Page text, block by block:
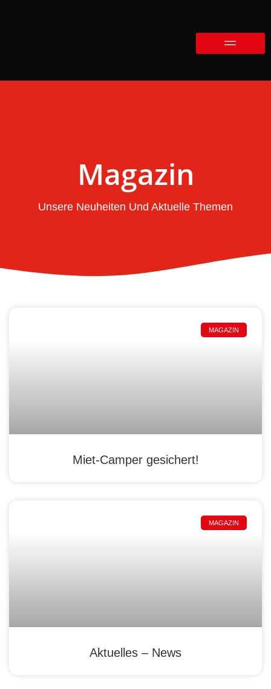
Magazin
Unsere Neuheiten Und Aktuelle Themen
MAGAZIN
Miet-Camper gesichert!
MAGAZIN
Aktuelles – News